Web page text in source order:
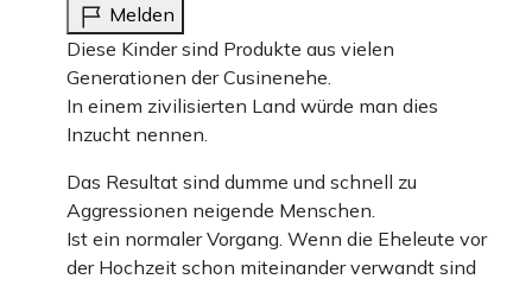
Melden
Diese Kinder sind Produkte aus vielen
Generationen der Cusinenehe.
In einem zivilisierten Land würde man dies
Inzucht nennen.
Das Resultat sind dumme und schnell zu
Aggressionen neigende Menschen.
Ist ein normaler Vorgang. Wenn die Eheleute vor
der Hochzeit schon miteinander verwandt sind